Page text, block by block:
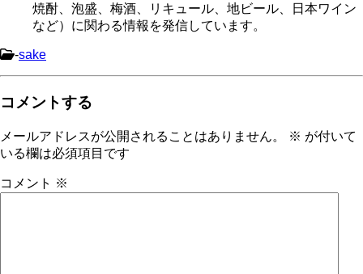
焼酎、泡盛、梅酒、リキュール、地ビール、日本ワイン
など）に関わる情報を発信しています。
-sake
コメントする
メールアドレスが公開されることはありません。 ※ が付いて
いる欄は必須項目です
コメント ※